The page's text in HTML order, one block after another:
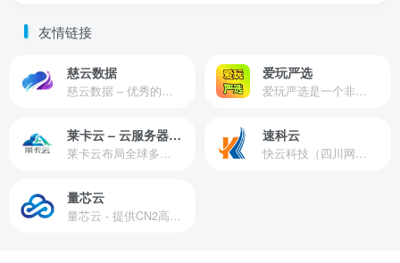
友情链接
慈云数据 爱玩严选
莱卡云 – 云服务器提供商 速科云
量芯云